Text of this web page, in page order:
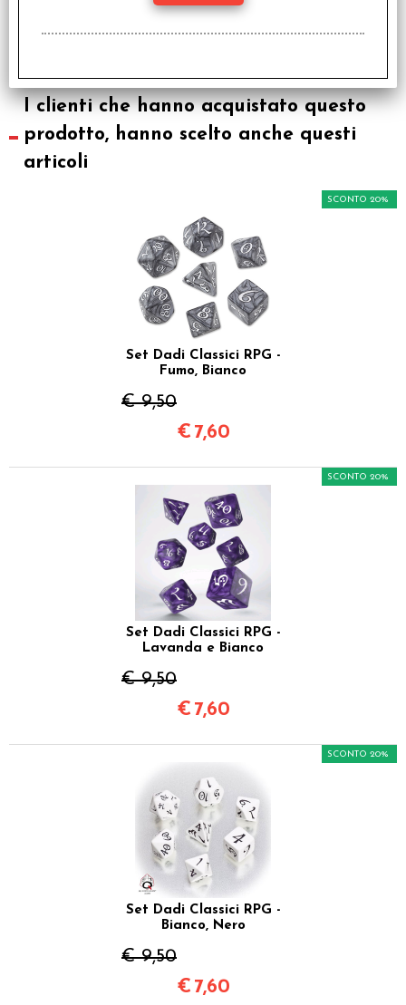
€ 9,50
I clienti che hanno acquistato questo
prodotto, hanno scelto anche questi
articoli
Set Dadi Classici RPG -
Fumo, Bianco
€ 9,50
SCONTO 20%
€ 7,60
Set Dadi Classici RPG -
Lavanda e Bianco
€ 9,50
SCONTO 20%
€ 7,60
Set Dadi Classici RPG -
Bianco, Nero
€ 9,50
SCONTO 20%
€ 7,60